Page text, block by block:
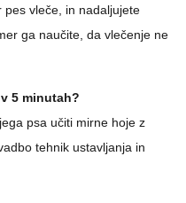
vleče, in nadaljujete
ga naučite, da vlečenje ne
5 minutah?
psa učiti mirne hoje z
tehnik ustavljanja in